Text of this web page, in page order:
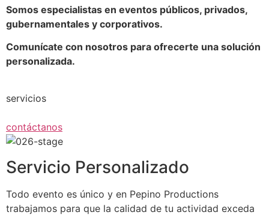
Somos especialistas en eventos públicos, privados,
gubernamentales y corporativos.
Comunícate con nosotros para ofrecerte una solución
personalizada.
servicios
contáctanos
Servicio Personalizado
Todo evento es único y en Pepino Productions
trabajamos para que la calidad de tu actividad exceda